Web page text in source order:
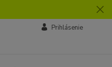
Prihlásenie